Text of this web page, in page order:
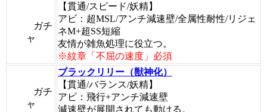
ガチ
ャ
【貫通/スピード/妖精】
アビ：超MSL/アンチ減速壁/全属性耐性/リジェ
ネM+超SS短縮
友情が雑魚処理に役立つ。
※紋章「不屈の速度」必須
ガチ
ャ
ブラックリリー（獣神化）
【貫通/バランス/妖精】
アビ：飛行+アンチ減速壁
減速壁が展開されても動ける。